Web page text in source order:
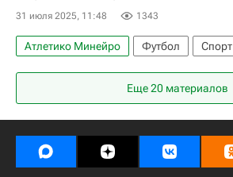
31 июля 2025, 11:48 1343
Атлетико Минейро Футбол
Спорт
Динамо Москва
Еще 20 материалов